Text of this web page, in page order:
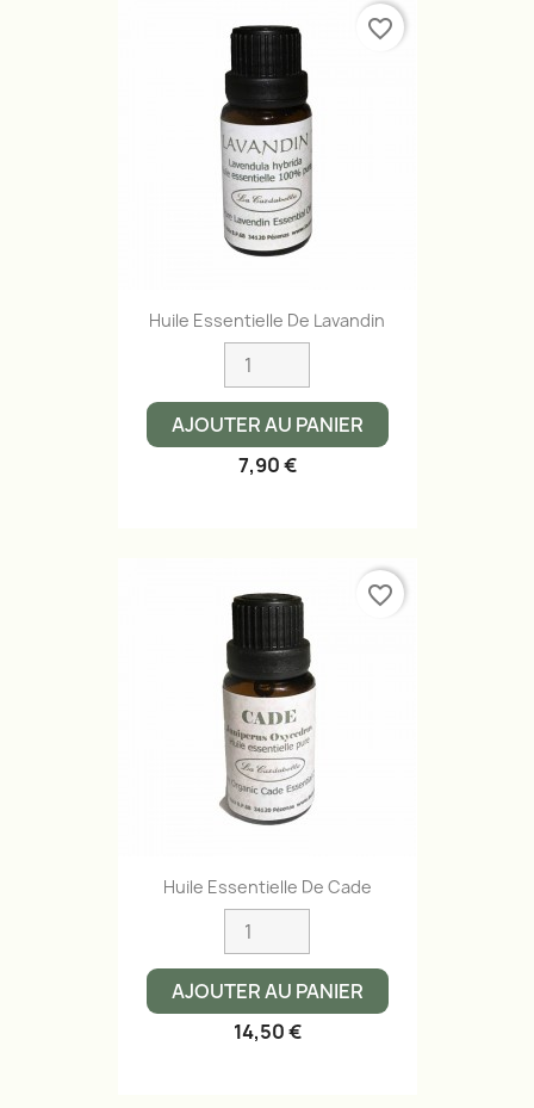
Huile Essentielle De Lavandin
AJOUTER AU PANIER
7,90 €
favorite_border
Huile Essentielle De Cade
AJOUTER AU PANIER
14,50 €
favorite_border